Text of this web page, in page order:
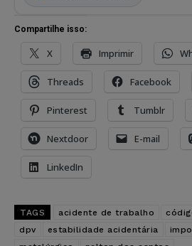
Compartilhe isso:
X Imprimir
Threads Facebook
Pinterest Tumblr
Nextdoor E-mail
LinkedIn
TAGS acidente de trabalho
dpv
estabilidade acidentária